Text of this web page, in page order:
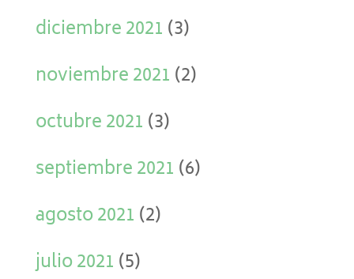
diciembre 2021 (3)
noviembre 2021 (2)
octubre 2021 (3)
septiembre 2021 (6)
agosto 2021 (2)
julio 2021 (5)